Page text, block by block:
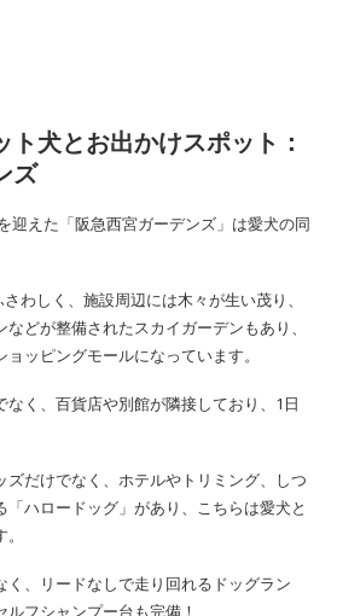
ト犬とお出かけスポット：
ズ
迎えた「阪急西宮ガーデンズ」は愛犬の同
わしく、施設周辺には木々が生い茂り、
どが整備されたスカイガーデンもあり、
ッピングモールになっています。
なく、百貨店や別館が隣接しており、1日
ズだけでなく、ホテルやトリミング、しつ
ハロードッグ」があり、こちらは愛犬と
く、リードなしで走り回れるドッグラン
フシャンプー台も完備！